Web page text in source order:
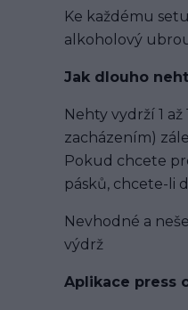
Ke každému
alkoholový
Jak dlouho
Nehty vydrží 1
zacházením)
Pokud chcete
pásků, chcete-li
Nevhodné a
výdrž
Aplikace press